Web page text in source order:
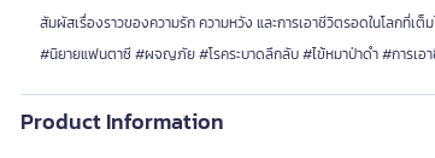
สัมผัสเรื่องราวของความรัก ความหวัง และการเอาชีวิตรอดในโลกที่
#นิยายแฟนตาซี #ผจญภัย #โรคระบาดลึกลับ #ไข้หมาป่าดำ #การเอ
Product Information